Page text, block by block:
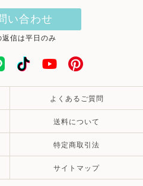
い合わせ
信は平日のみ
よくあるご質問
送料について
特定商取引法
サイトマップ